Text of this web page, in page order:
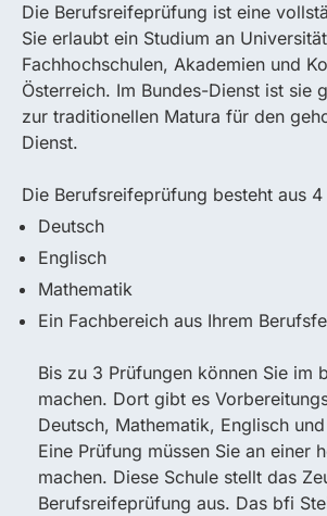
Die Berufsreifeprüfung ist eine
Sie erlaubt ein Studium an
Fachhochschulen, Akademien und
Österreich. Im Bundes-Dienst ist sie
zur traditionellen Matura für den
Dienst.
Die Berufsreifeprüfung besteht aus 4
Deutsch
Englisch
Mathematik
Ein Fachbereich aus Ihrem
Bis zu 3 Prüfungen können Sie im
machen. Dort gibt es
Deutsch, Mathematik, Englisch
Eine Prüfung müssen Sie an einer
machen. Diese Schule stellt das
Berufsreifeprüfung aus. Das bfi